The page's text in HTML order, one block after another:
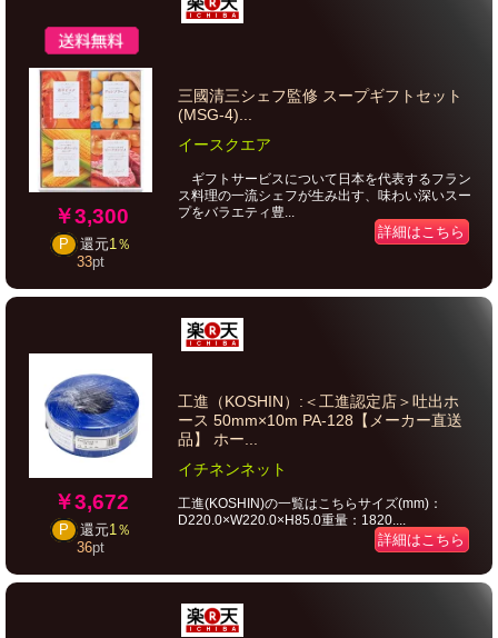
￥3,300
P 還元1％
33pt
三國清三シェフ監修 スープギフトセット
(MSG-4)...
イースクエア
ギフトサービスについて日本を代表するフラン
ス料理の一流シェフが生み出す、味わい深いスー
プをバラエティ豊...
詳細はこちら
￥3,672
P 還元1％
36pt
工進（KOSHIN）:＜工進認定店＞吐出ホ
ース 50mm×10m PA-128【メーカー直送
品】 ホー...
イチネンネット
工進(KOSHIN)の一覧はこちらサイズ(mm)：
D220.0×W220.0×H85.0重量：1820....
詳細はこちら